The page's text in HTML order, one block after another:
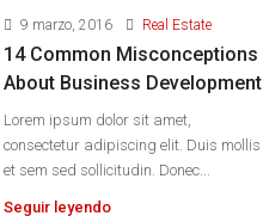
9 marzo, 2016 Real Estate
14 Common Misconceptions
About Business Development
Lorem ipsum dolor sit amet,
consectetur adipiscing elit. Duis mollis
et sem sed sollicitudin. Donec...
Seguir leyendo